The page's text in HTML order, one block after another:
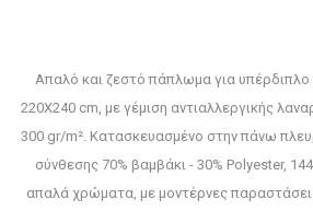
Απαλό και ζεστό πάπλωμα για
220Χ240 cm, με γέμιση αντιαλλεργικής
300 gr/m². Κατασκευασμένo στην πάνω
σύνθεσης 70% βαμβάκι - 30% Polyester,
απαλά χρώματα, με μοντέρνες